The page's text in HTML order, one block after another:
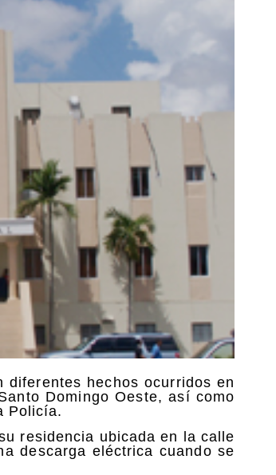
hechos ocurridos en
Domingo Oeste, así como
Policía.
residencia ubicada en la calle
descarga eléctrica cuando se